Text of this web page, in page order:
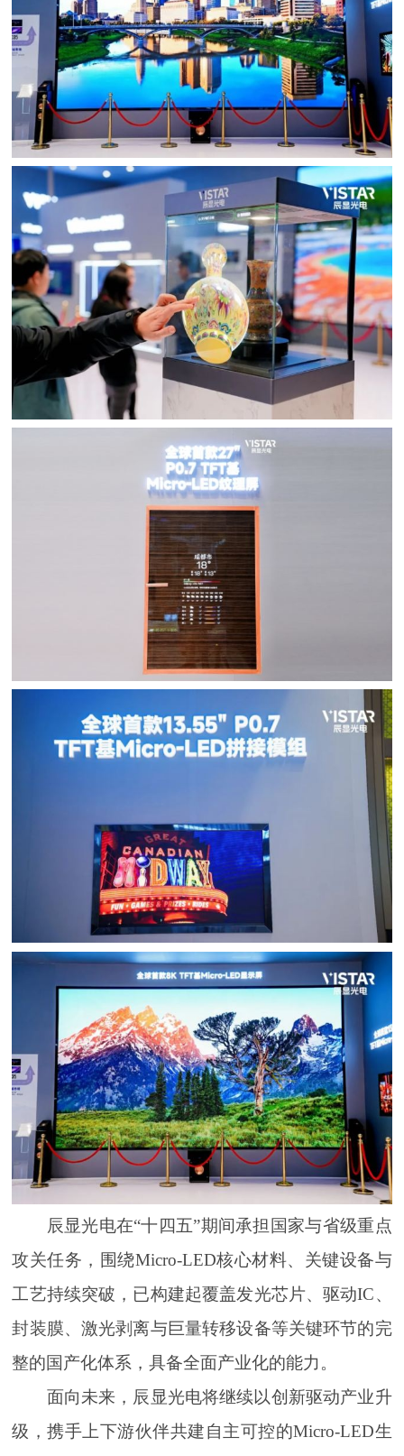
辰显光电在“十四五”期间承担国家与省级重点
攻关任务，围绕Micro-LED核心材料、关键设备与
工艺持续突破，已构建起覆盖发光芯片、驱动IC、
封装膜、激光剥离与巨量转移设备等关键环节的完
整的国产化体系，具备全面产业化的能力。
面向未来，辰显光电将继续以创新驱动产业升
级，携手上下游伙伴共建自主可控的Micro-LED生